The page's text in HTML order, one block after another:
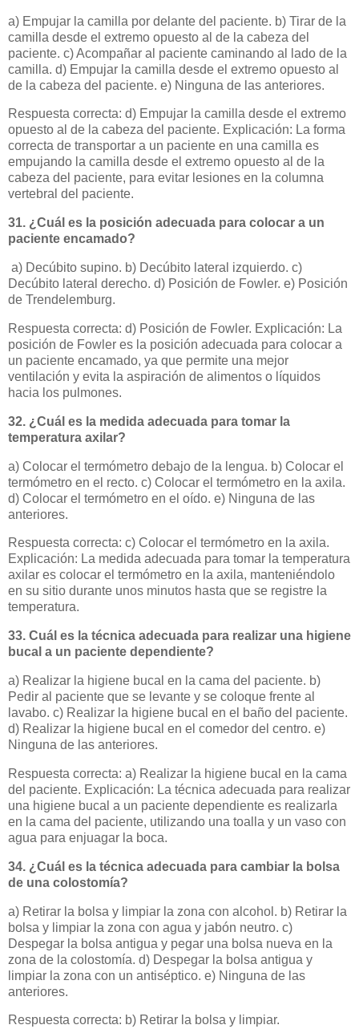
a) Empujar la camilla por delante del paciente. b) Tirar de la
camilla desde el extremo opuesto al de la cabeza del
paciente. c) Acompañar al paciente caminando al lado de la
camilla. d) Empujar la camilla desde el extremo opuesto al
de la cabeza del paciente. e) Ninguna de las anteriores.
Respuesta correcta: d) Empujar la camilla desde el extremo
opuesto al de la cabeza del paciente. Explicación: La forma
correcta de transportar a un paciente en una camilla es
empujando la camilla desde el extremo opuesto al de la
cabeza del paciente, para evitar lesiones en la columna
vertebral del paciente.
31. ¿Cuál es la posición adecuada para colocar a un
paciente encamado?
a) Decúbito supino. b) Decúbito lateral izquierdo. c)
Decúbito lateral derecho. d) Posición de Fowler. e) Posición
de Trendelemburg.
Respuesta correcta: d) Posición de Fowler. Explicación: La
posición de Fowler es la posición adecuada para colocar a
un paciente encamado, ya que permite una mejor
ventilación y evita la aspiración de alimentos o líquidos
hacia los pulmones.
32. ¿Cuál es la medida adecuada para tomar la
temperatura axilar?
a) Colocar el termómetro debajo de la lengua. b) Colocar el
termómetro en el recto. c) Colocar el termómetro en la axila.
d) Colocar el termómetro en el oído. e) Ninguna de las
anteriores.
Respuesta correcta: c) Colocar el termómetro en la axila.
Explicación: La medida adecuada para tomar la temperatura
axilar es colocar el termómetro en la axila, manteniéndolo
en su sitio durante unos minutos hasta que se registre la
temperatura.
33. Cuál es la técnica adecuada para realizar una higiene
bucal a un paciente dependiente?
a) Realizar la higiene bucal en la cama del paciente. b)
Pedir al paciente que se levante y se coloque frente al
lavabo. c) Realizar la higiene bucal en el baño del paciente.
d) Realizar la higiene bucal en el comedor del centro. e)
Ninguna de las anteriores.
Respuesta correcta: a) Realizar la higiene bucal en la cama
del paciente. Explicación: La técnica adecuada para realizar
una higiene bucal a un paciente dependiente es realizarla
en la cama del paciente, utilizando una toalla y un vaso con
agua para enjuagar la boca.
34. ¿Cuál es la técnica adecuada para cambiar la bolsa
de una colostomía?
a) Retirar la bolsa y limpiar la zona con alcohol. b) Retirar la
bolsa y limpiar la zona con agua y jabón neutro. c)
Despegar la bolsa antigua y pegar una bolsa nueva en la
zona de la colostomía. d) Despegar la bolsa antigua y
limpiar la zona con un antiséptico. e) Ninguna de las
anteriores.
Respuesta correcta: b) Retirar la bolsa y limpiar.